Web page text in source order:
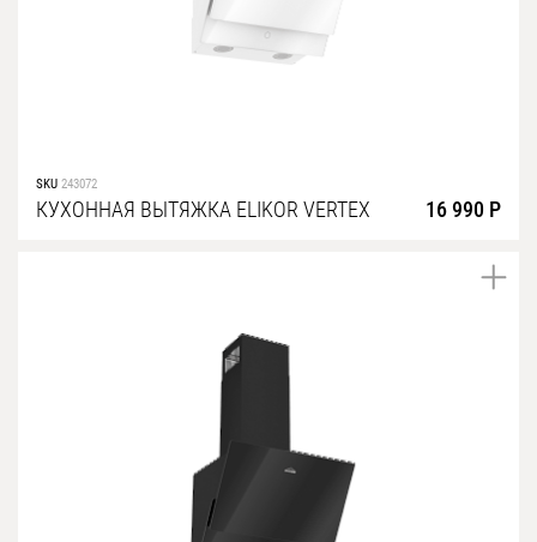
SKU 243072
КУХОННАЯ ВЫТЯЖКА ELIKOR VERTEX 16 990 Р